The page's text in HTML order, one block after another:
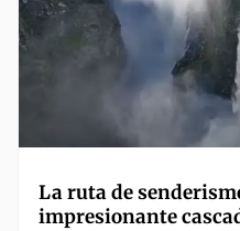
La ruta de
impresionante